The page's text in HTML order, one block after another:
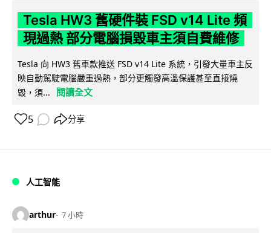
Tesla HW3 舊硬件裝 FSD v14 Lite 頻
現過熱 部分電腦損毀車主須自費維修
Tesla 向 HW3 舊車款推送 FSD v14 Lite 系統，引發大量車主反
映自動駕駛電腦嚴重過熱，部分更觸發高溫保護甚至直接燒
毀，須...
閱讀全文
5 分享
人工智能
arthur 7 小時